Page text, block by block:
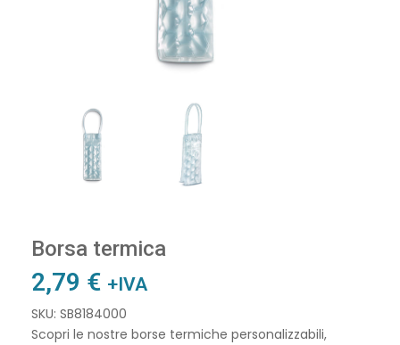
Borsa termica
2,79 € +IVA
SKU: SB8184000
Scopri le nostre borse termiche personalizzabili,